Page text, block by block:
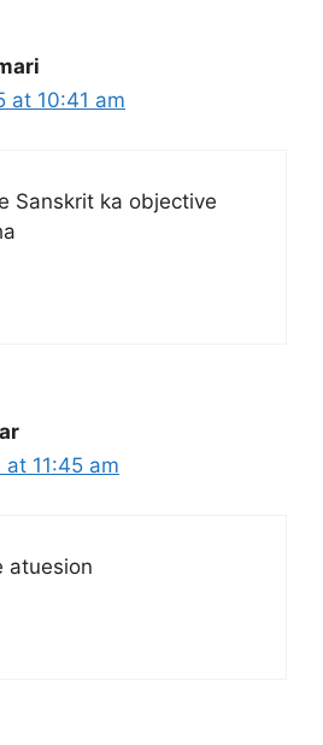
at 10:41 am
Sanskrit ka objective
11:45 am
atuesion